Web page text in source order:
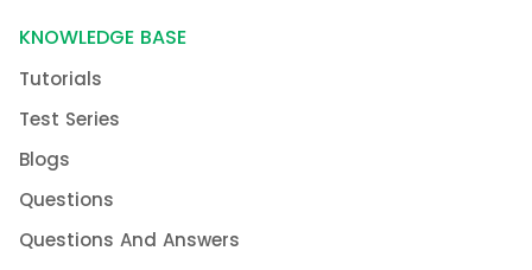
KNOWLEDGE BASE
Tutorials
Test Series
Blogs
Questions
Questions And Answers